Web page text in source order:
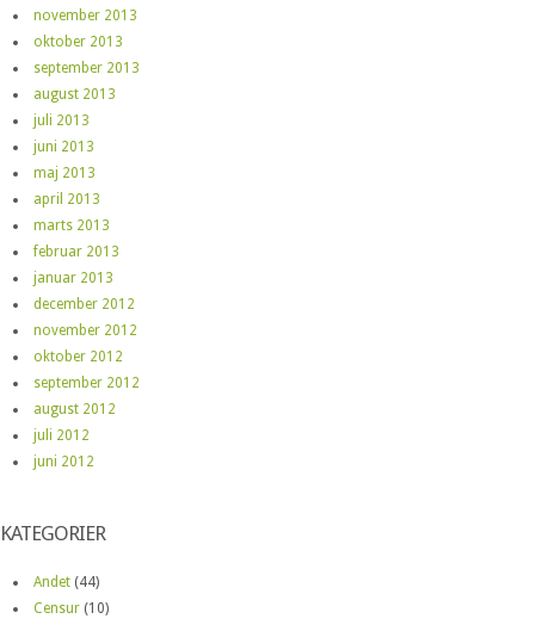
november 2013
oktober 2013
september 2013
august 2013
juli 2013
juni 2013
maj 2013
april 2013
marts 2013
februar 2013
januar 2013
december 2012
november 2012
oktober 2012
september 2012
august 2012
juli 2012
juni 2012
KATEGORIER
Andet (44)
Censur (10)